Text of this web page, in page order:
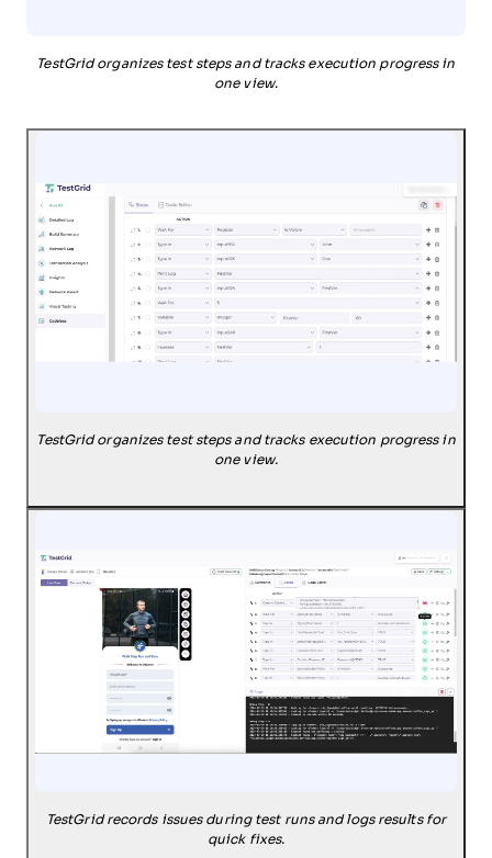
TestGrid organizes test steps and tracks execution progress in
one view.
TestGrid organizes test steps and tracks execution progress in
one view.
TestGrid records issues during test runs and logs results for
quick fixes.